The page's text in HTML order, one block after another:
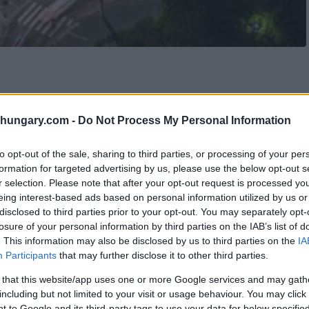
- Do Not Process My Personal Information
opt-out of the sale, sharing to third parties, or processing of your
for targeted advertising by us, please use the below opt-out
selection. Please note that after your opt-out request is processed
interest-based ads based on personal information utilized by us
to third parties prior to your opt-out. You may separately
of your personal information by third parties on the IAB’s list of
This information may also be disclosed by us to third parties on the
Participants that may further disclose it to other third parties.
that this website/app uses one or more Google services and may
but not limited to your visit or usage behaviour. You may
un forte sostegno alla capitale ungherese che
pur insistendo sul fatto che la città non
Ungherese (Magyar Olimpiai Bizottság,
che Budapest possa ospitare i Giochi, a
la città ha già bisogno.